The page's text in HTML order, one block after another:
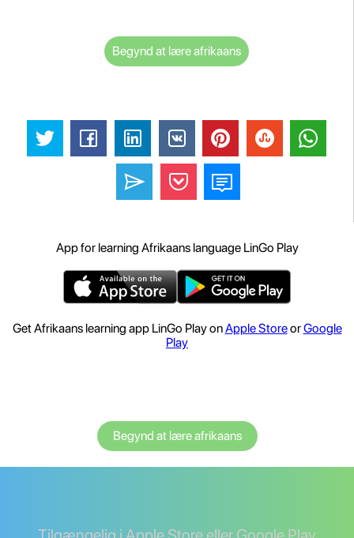
Begynd at lære afrikaans
App for learning Afrikaans language LinGo Play
Get Afrikaans learning app LinGo Play onApple StoreorGoogle
Play
Begynd at lære afrikaans